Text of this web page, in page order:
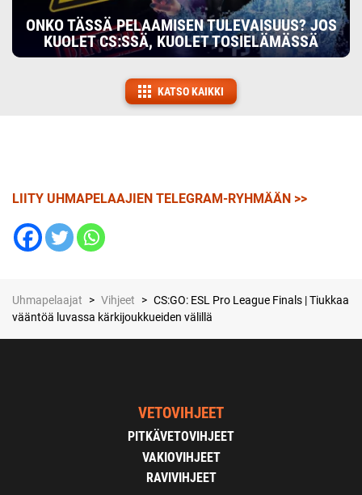
ONKO TÄSSÄ PELAAMISEN TULEVAISUUS? JOS
KUOLET CS:SSÄ, KUOLET TOSIELÄMÄSSÄ
KATSO KAIKKI
LIITY UHMAPELAAJIEN TELEGRAM-RYHMÄÄN >>
Uhmapelaajat > Vihjeet > CS:GO: ESL Pro League Finals | Tiukkaa
vääntöä luvassa kärkijoukkueiden välillä
VETOVIHJEET
PITKÄVETOVIHJEET
VAKIOVIHJEET
RAVIVIHJEET